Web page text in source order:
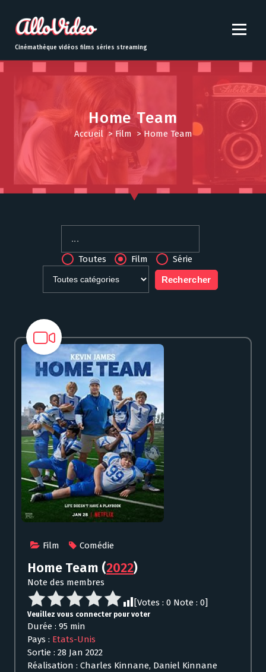
t
o
Cinémathèque vidéos films séries streaming
Home Team
Accueil> Film >Home Team
Toutes Film Série
Film Comédie
Home Team (2022)
Note des membres
[Votes : 0 Note : 0]
Veuillez vous connecter pour voter
Durée : 95 min
Pays : Etats-Unis
Sortie : 28 Jan 2022
Réalisation : Charles Kinnane, Daniel Kinnane